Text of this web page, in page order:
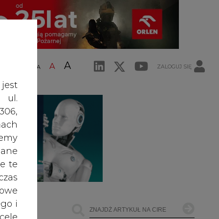
A A A ZALOGUJ SIĘ
ul.
te
i